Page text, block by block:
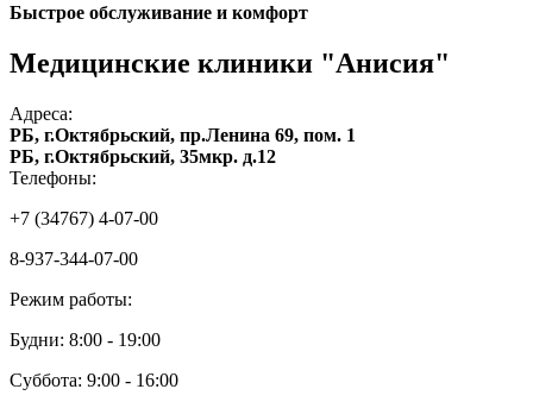
Быстрое обслуживание и комфорт
Медицинские клиники "Анисия"
Адреса:
РБ, г.Октябрьский, пр.Ленина 69, пом. 1
РБ, г.Октябрьский, 35мкр. д.12
Телефоны:
+7 (34767) 4-07-00
8-937-344-07-00
Режим работы:
Будни: 8:00 - 19:00
Суббота: 9:00 - 16:00